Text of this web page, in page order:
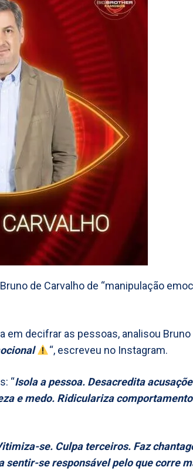
de Carvalho de “manipulação
em decifrar as pessoas, analisou Bruno
“, escreveu no Instagram.
“Isola a pessoa. Desacredita
e medo. Ridiculariza
se. Culpa terceiros. Faz
sentir-se responsável pelo que corre